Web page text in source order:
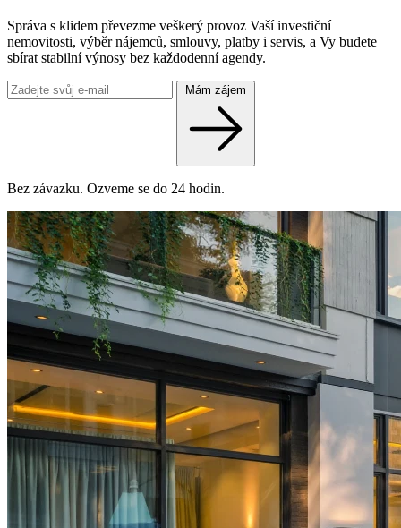
Správa s klidem převezme veškerý provoz Vaší investiční
nemovitosti, výběr nájemců, smlouvy, platby i servis, a Vy budete
sbírat stabilní výnosy bez každodenní agendy.
Mám zájem
Bez závazku. Ozveme se do 24 hodin.